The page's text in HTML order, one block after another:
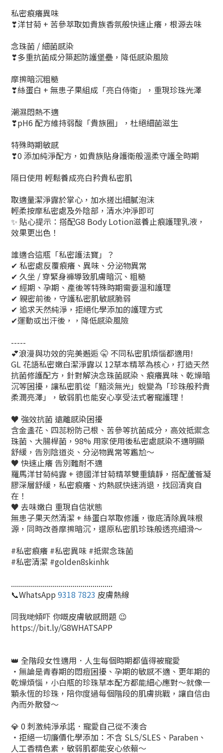
私密痕癢異味
❣洋甘菊 + 苦參萃取如貴族香氛般快速止癢，根源去味
念珠菌 / 細菌感染
❣多重抗菌成分築起防護堡壘，降低感染風險
摩擦暗沉粗糙
❣絲蛋白 + 無患子果組成「亮白侍衛」，重現珍珠光澤
潮濕悶熱不適
❣pH6 配方維持弱酸「貴族圈」，杜絕細菌滋生
特殊時期敏感
❣0 添加純淨配方，如貴族貼身護衛般溫柔守護全時期
隔日使用 輕鬆養成亮白矜貴私密肌
取適量潔淨露於掌心，加水搓出細膩泡沫​
輕柔按摩私密處及外陰部，清水沖淨即可​
✨ 貼心提示：搭配G8 Body Lotion滋養止痕護理乳液，
效果更出色！
誰適合這瓶「私密護法寶」？​
✔ 私密處反覆痕癢、異味、分泌物異常​
✔ 久坐 / 穿緊身褲導致肌膚暗沉、粗糙​
✔ 經期、孕期、產後等特殊時期需要溫和護理​
✔ 親密前後，守護私密肌敏感脆弱
✔ 追求天然純淨，拒絕化學添加的護理方式​
✔運動或出汗後，，降低感染風險
-----
💕浪漫與功效的完美邂逅 🤫 不同私密肌煩惱都適用​!
GL 花語私密嫩白潔淨露以 12草本精萃為核心，打造天然
抗菌修護配方，針對解決念珠菌感染、痕癢異味、乾燥暗
沉等困擾，讓私密肌從「黯淡無光」蛻變為「珍珠般矜貴
柔潤亮澤」，敏弱肌也能安心享受法式奢寵護理！​
♥️ 強效抗菌 遠離感染困擾​
含金盞花、四蕊粉防己根、苦參等抗菌成分，高效抵禦念
珠菌、大腸桿菌，98% 用家使用後私密處感染不適明顯
舒緩，告別陰道炎、分泌物異常等尷尬～​
♥️ 快速止癢 告別難耐不適​
羅馬洋甘菊純露 + 德國洋甘菊精萃雙重鎮靜，搭配蘆薈凝
膠深層舒緩，私密痕癢、灼熱感快速消退，找回清爽自
在！​
♥️ 去味嫩白 重現自信狀態​
無患子果天然清潔 + 絲蛋白萃取修護，徹底清除異味根
源，同時改善摩擦暗沉，還原私密肌珍珠般透亮細滑～​
#私密痕癢 #私密異味 #抵禦念珠菌
#私密清潔 #golden8skinhk
...................................................
📞WhatsApp9318 7823 皮膚熱線
同我哋傾吓 你嘅皮膚敏感問題 😉
https://bit.ly/G8WHATSAPP
👑 全階段女性適用．人生每個時期都值得被寵愛
・無論是青春期的悶痘困擾、孕期的敏感不適、更年期的
乾燥煩惱，小白瓶的珍珠草本配方都能細心應對～就像一
顆永恆的珍珠，陪你度過每個階段的肌膚挑戰，讓自信由
內而外散發～
💎 0 刺激純淨承諾．寵愛自己從不湊合​
・拒絕一切廉價化學添加：不含 SLS/SLES、Paraben、
人工香精色素，敏弱肌都能安心依賴～